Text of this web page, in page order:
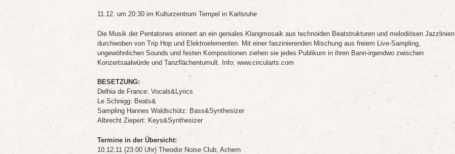
11.12. um 20:30 im Kulturzentrum Tempel in Karlsruhe
Die Musik der Pentatones erinnert an ein geniales Klangmosaik aus technoiden Beatstrukturen und melodiösen Jazzlinien,
durchwoben von Trip Hop und Elektroelementen. Mit einer faszinierenden Mischung aus freiem Live-Sampling,
ungewöhnlichen Sounds und festen Kompositionen ziehen sie jedes Publikum in ihren Bann-irgendwo zwischen
Konzertsaalwürde und Tanzflächentumult. Info: www.circularts.com
BESETZUNG:
Delhia de France: Vocals&Lyrics
Le Schnigg: Beats&
Sampling Hannes Waldschütz: Bass&Synthesizer
Albrecht Ziepert: Keys&Synthesizer
Termine in der Übersicht:
10.12.11 (23:00 Uhr) Theodor Noise Club, Achern